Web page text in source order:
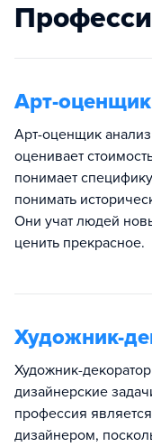
Арт-оценщик
Арт-оценщик
оценивает
понимает
понимать
Они учат людей
ценить прекрасное.
Художник-
Художник-
дизайнерские
профессия
дизайнером,